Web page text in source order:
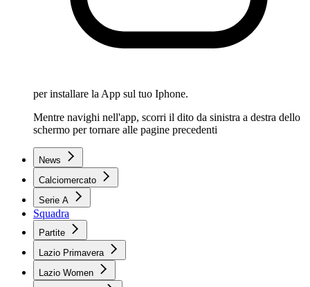
per installare la App sul tuo Iphone.
Mentre navighi nell'app, scorri il dito da sinistra a destra dello
schermo per tornare alle pagine precedenti
News
Calciomercato
Serie A
Squadra
Partite
Lazio Primavera
Lazio Women